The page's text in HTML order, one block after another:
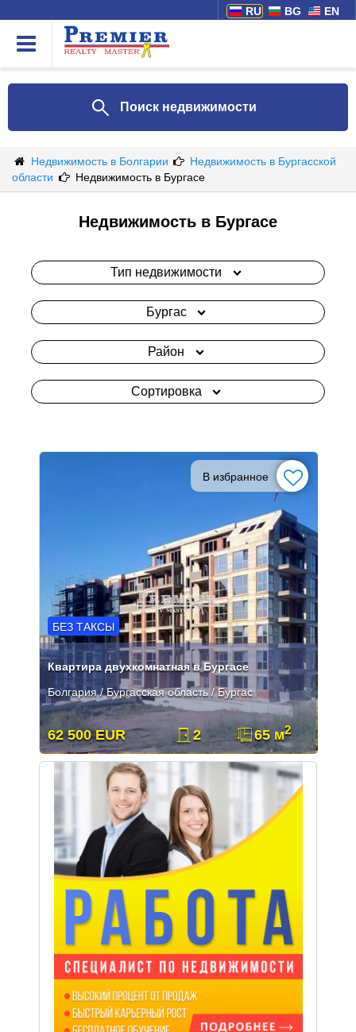
RU BG EN
Поиск недвижимости
Недвижимость в Болгарии
Недвижимость в Бургасской
области
Недвижимость в Бургасе
Недвижимость в Бургасе
Тип недвижимости
Бургас
Район
Сортировка
В избранное
БЕЗ ТАКСЫ
Квартира двухкомнатная в Бургасе
Болгария / Бургасская область / Бургас
62 500 EUR 2 65 м2